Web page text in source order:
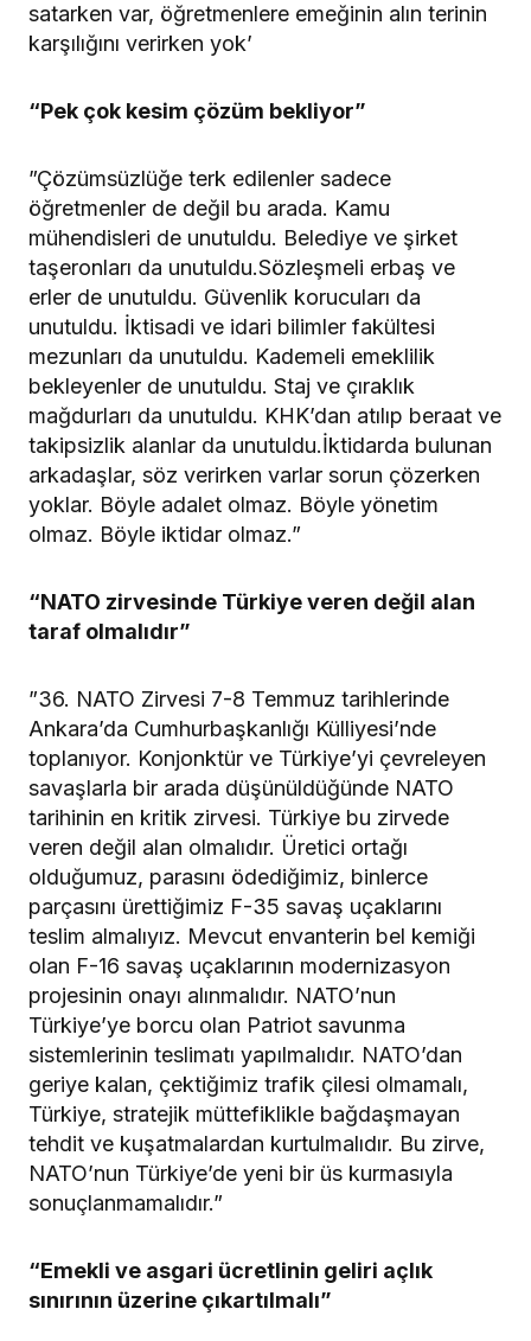
satarken var, öğretmenlere emeğinin alın terinin
karşılığını verirken yok’
“Pek çok kesim çözüm bekliyor”
”Çözümsüzlüğe terk edilenler sadece
öğretmenler de değil bu arada. Kamu
mühendisleri de unutuldu. Belediye ve şirket
taşeronları da unutuldu.Sözleşmeli erbaş ve
erler de unutuldu. Güvenlik korucuları da
unutuldu. İktisadi ve idari bilimler fakültesi
mezunları da unutuldu. Kademeli emeklilik
bekleyenler de unutuldu. Staj ve çıraklık
mağdurları da unutuldu. KHK’dan atılıp beraat ve
takipsizlik alanlar da unutuldu.İktidarda bulunan
arkadaşlar, söz verirken varlar sorun çözerken
yoklar. Böyle adalet olmaz. Böyle yönetim
olmaz. Böyle iktidar olmaz.”
“NATO zirvesinde Türkiye veren değil alan
taraf olmalıdır”
”36. NATO Zirvesi 7-8 Temmuz tarihlerinde
Ankara’da Cumhurbaşkanlığı Külliyesi’nde
toplanıyor. Konjonktür ve Türkiye’yi çevreleyen
savaşlarla bir arada düşünüldüğünde NATO
tarihinin en kritik zirvesi. Türkiye bu zirvede
veren değil alan olmalıdır. Üretici ortağı
olduğumuz, parasını ödediğimiz, binlerce
parçasını ürettiğimiz F-35 savaş uçaklarını
teslim almalıyız. Mevcut envanterin bel kemiği
olan F-16 savaş uçaklarının modernizasyon
projesinin onayı alınmalıdır. NATO’nun
Türkiye’ye borcu olan Patriot savunma
sistemlerinin teslimatı yapılmalıdır. NATO’dan
geriye kalan, çektiğimiz trafik çilesi olmamalı,
Türkiye, stratejik müttefiklikle bağdaşmayan
tehdit ve kuşatmalardan kurtulmalıdır. Bu zirve,
NATO’nun Türkiye’de yeni bir üs kurmasıyla
sonuçlanmamalıdır.”
“Emekli ve asgari ücretlinin geliri açlık
sınırının üzerine çıkartılmalı”